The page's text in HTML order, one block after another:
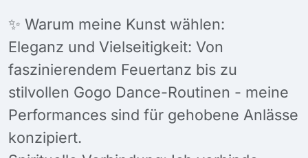
✨ Warum meine Kunst wählen:
Eleganz und Vielseitigkeit: Von
faszinierendem Feuertanz bis zu
stilvollen Gogo Dance-Routinen - meine
Performances sind für gehobene Anlässe
konzipiert.